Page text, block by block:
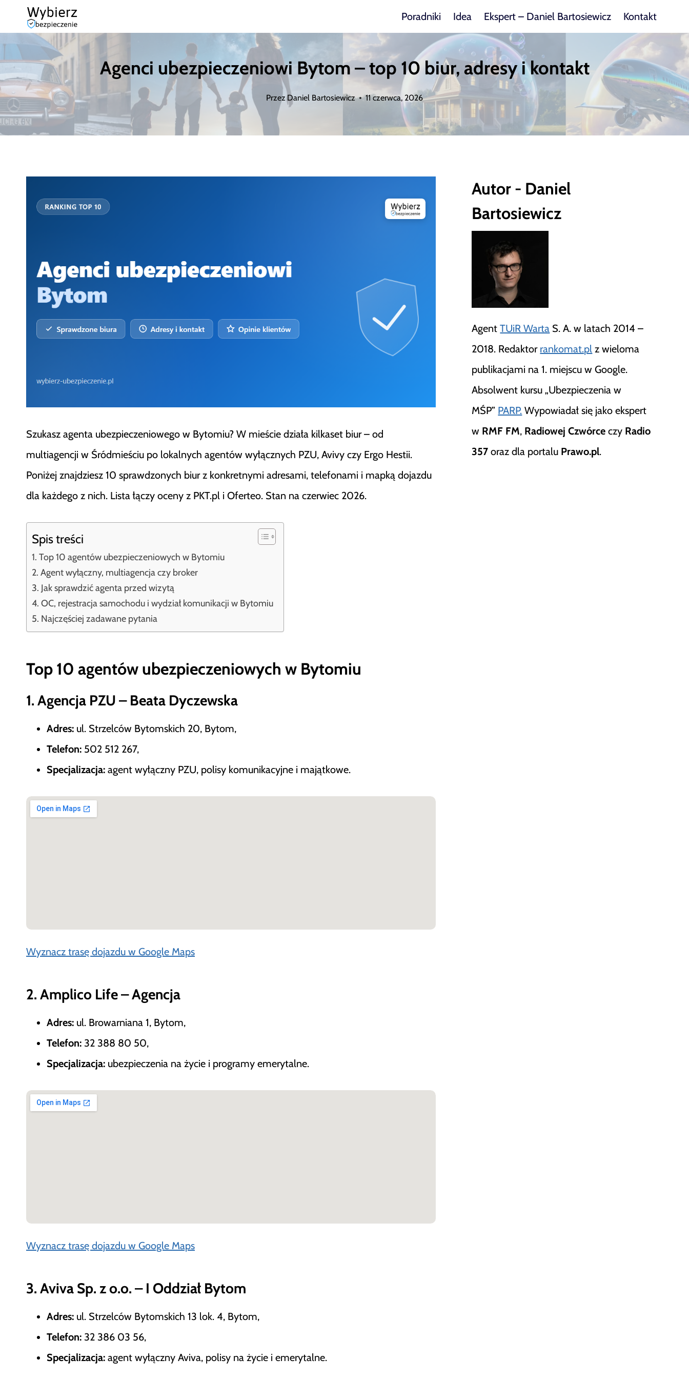
Przejdź
do
treści
Poradniki Idea Ekspert – Daniel Bartosiewicz Kontakt
Agenci ubezpieczeniowi Bytom – top 10 biur, adresy i kontakt
Przez Daniel Bartosiewicz 11 czerwca, 2026
Szukasz agenta ubezpieczeniowego w Bytomiu? W mieście działa kilkaset biur – od
multiagencji w Śródmieściu po lokalnych agentów wyłącznych PZU, Avivy czy Ergo Hestii.
Poniżej znajdziesz 10 sprawdzonych biur z konkretnymi adresami, telefonami i mapką dojazdu
dla każdego z nich. Lista łączy oceny z PKT.pl i Oferteo. Stan na czerwiec 2026.
Spis treści
Top 10 agentów ubezpieczeniowych w Bytomiu
Agent wyłączny, multiagencja czy broker
Jak sprawdzić agenta przed wizytą
OC, rejestracja samochodu i wydział komunikacji w Bytomiu
Najczęściej zadawane pytania
Top 10 agentów ubezpieczeniowych w Bytomiu
1. Agencja PZU – Beata Dyczewska
Adres: ul. Strzelców Bytomskich 20, Bytom,
Telefon: 502 512 267,
Specjalizacja: agent wyłączny PZU, polisy komunikacyjne i majątkowe.
Wyznacz trasę dojazdu w Google Maps
2. Amplico Life – Agencja
Adres: ul. Browarniana 1, Bytom,
Telefon: 32 388 80 50,
Specjalizacja: ubezpieczenia na życie i programy emerytalne.
Wyznacz trasę dojazdu w Google Maps
3. Aviva Sp. z o.o. – I Oddział Bytom
Adres: ul. Strzelców Bytomskich 13 lok. 4, Bytom,
Telefon: 32 386 03 56,
Specjalizacja: agent wyłączny Aviva, polisy na życie i emerytalne.
Autor - Daniel
Bartosiewicz
AgentTUiR Warta S. A. w latach 2014 –
2018. Redaktor rankomat.pl z wieloma
publikacjami na 1. miejscu w Google.
Absolwent kursu „Ubezpieczenia w
MŚP” PARP. Wypowiadał się jako ekspert
w RMF FM, Radiowej Czwórce czy Radio
357 oraz dla portalu Prawo.pl.